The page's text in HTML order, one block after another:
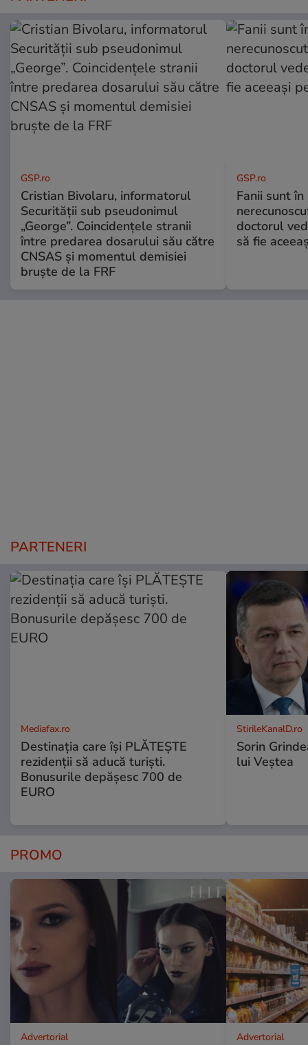
GSP.ro
Cristian Bivolaru, informatorul
Securității sub pseudonimul
„George”. Coincidențele stranii
între predarea dosarului său către
CNSAS și momentul demisiei
bruște de la FRF
GSP.ro
Fanii sunt în
doctorul
să fie
PARTENERI
Mediafax.ro
Destinația care își PLĂTEȘTE
rezidenții să aducă turiști.
Bonusurile depășesc 700 de
EURO
StirileKanalD.ro
Sorin
lui Veștea
PROMO
Advertorial Advertorial